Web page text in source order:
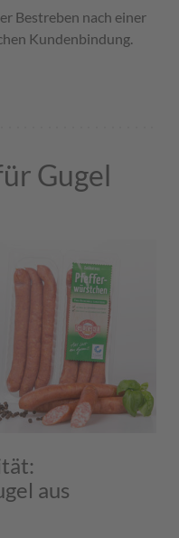
Bestreben nach einer
Kundenbindung.
Gugel
aus